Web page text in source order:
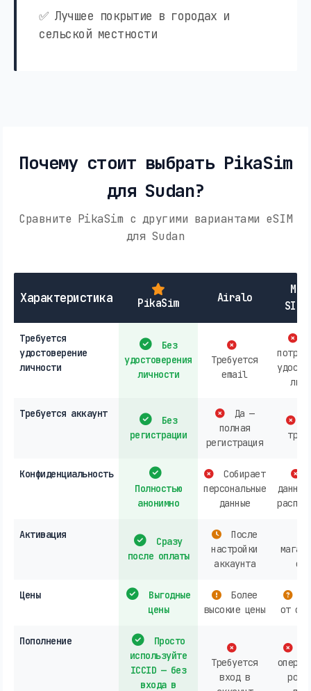
✅ Лучшее покрытие в городах и
сельской местности
Почему стоит выбрать PikaSim
для Sudan?
Сравните PikaSim с другими вариантами eSIM
для Sudan
Характеристика PikaSim Airalo
SIM-
Требуется
удостоверение
личности
Без
удостоверения
личности
Требуется
email
Требуется аккаунт
Без
регистрации
Да —
полная
регистрация
Конфиденциальность
Полностью
анонимно
Собирает
персональные
данные
Активация
Сразу
после оплаты
После
настройки
аккаунта
Цены
Выгодные
цены
Более
высокие цены
от
Пополнение
Просто
используйте
ICCID — без
входа в
Требуется
вход в